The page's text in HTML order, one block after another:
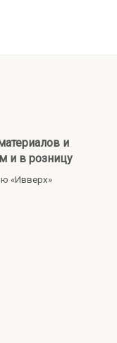
и
и в розницу
«Ивверх»